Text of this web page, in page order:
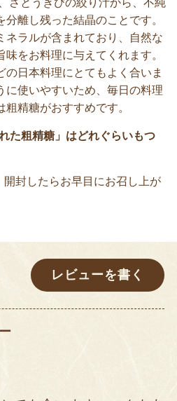
離し残った結晶のことです。
ネラルが含まれており、自然な
をお料理に与えてくれます。
の日本料理にとてもよく合いま
に使いやすいため、毎日の料理
精糖がおすすめです。
た粗精糖」はどれぐらいもつ
封したらお早目にお召し上が
レビューを書く